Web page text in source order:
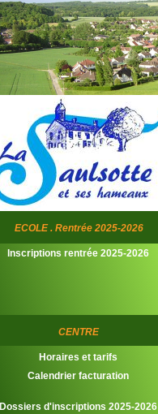
Inscriptions rentrée 2025-2026
Horaires et tarifs
Calendrier facturation
Dossiers d'inscriptions 2025-2026
CENTRE
ECOLE . Rentrée 2025-2026